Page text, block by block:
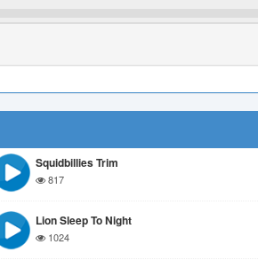
Squidbillies Trim
817
Lion Sleep To Night
1024